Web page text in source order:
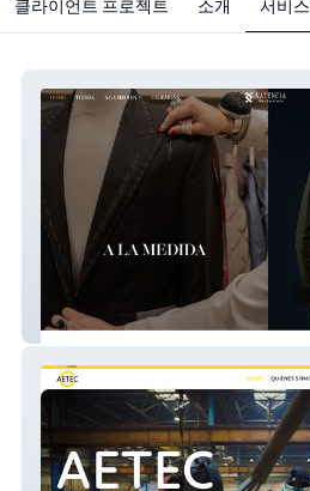
클라이언트 프로젝트 소개 서비
Valencia